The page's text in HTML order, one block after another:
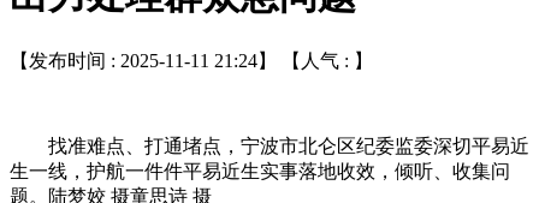
【发布时间 : 2025-11-11 21:24】 【人气 : 】
找准难点、打通堵点，宁波市北仑区纪委监委深切平易近
生一线，护航一件件平易近生实事落地收效，倾听、收集问
题。陆梦姣 摄童思诗 摄